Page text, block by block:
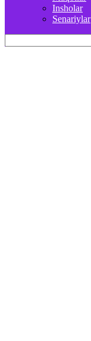
Insholar
Senariylar